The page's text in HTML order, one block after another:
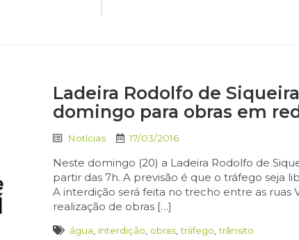
Ladeira Rodolfo de
domingo para obras em
Notícias 17/03/2016
Neste domingo (20) a Ladeira Rodolfo de
partir das 7h. A previsão é que o tráfego seja
A interdição será feita no trecho entre as ruas
realização de obras […]
água interdição obras,tráfego ,trânsito